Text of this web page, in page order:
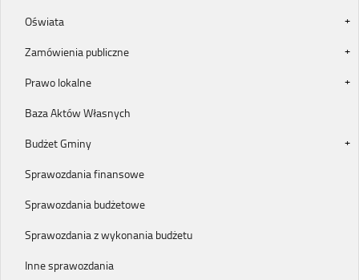
Oświata
Zamówienia publiczne
Prawo lokalne
Baza Aktów Własnych
Budżet Gminy
Sprawozdania finansowe
Sprawozdania budżetowe
Sprawozdania z wykonania budżetu
Inne sprawozdania